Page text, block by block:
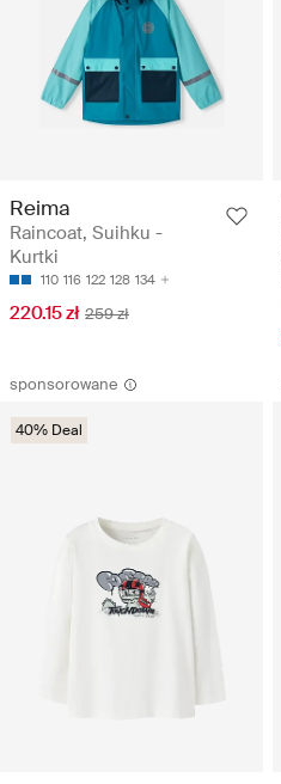
Reima
Raincoat, Suihku -
Kurtki
110 116 122 128 134
220.15 zł 259 zł
sponsorowane
40% Deal